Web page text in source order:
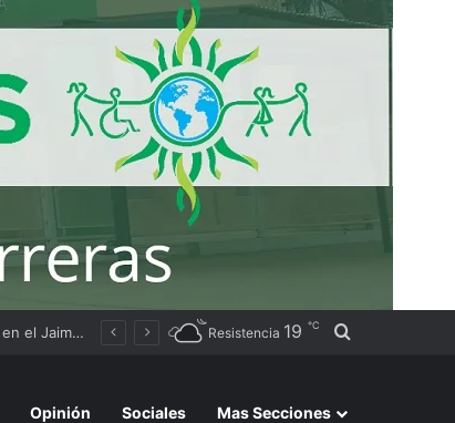
Sameep realiza trabajos de dragado en Puerto Lavalle para asegurar la captación de agua del río Bermejo Resistencia 19 ℃ Buscar por
Opinión Sociales Mas Secciones